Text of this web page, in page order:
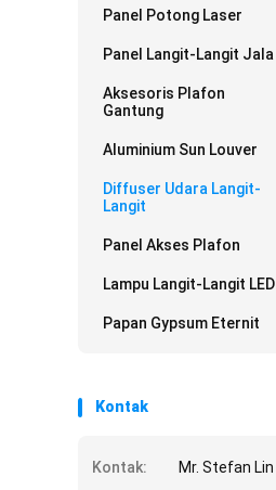
Panel Potong Laser
Panel Langit-Langit Jala
Aksesoris Plafon
Gantung
Aluminium Sun Louver
Diffuser Udara Langit-
Langit
Panel Akses Plafon
Lampu Langit-Langit LED
Papan Gypsum Eternit
Kontak
Kontak:
Mr. Stefan Lin